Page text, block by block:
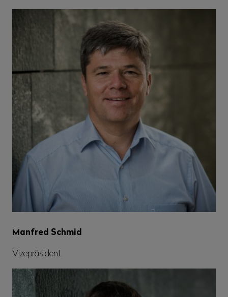
Manfred Schmid
Vizepräsident